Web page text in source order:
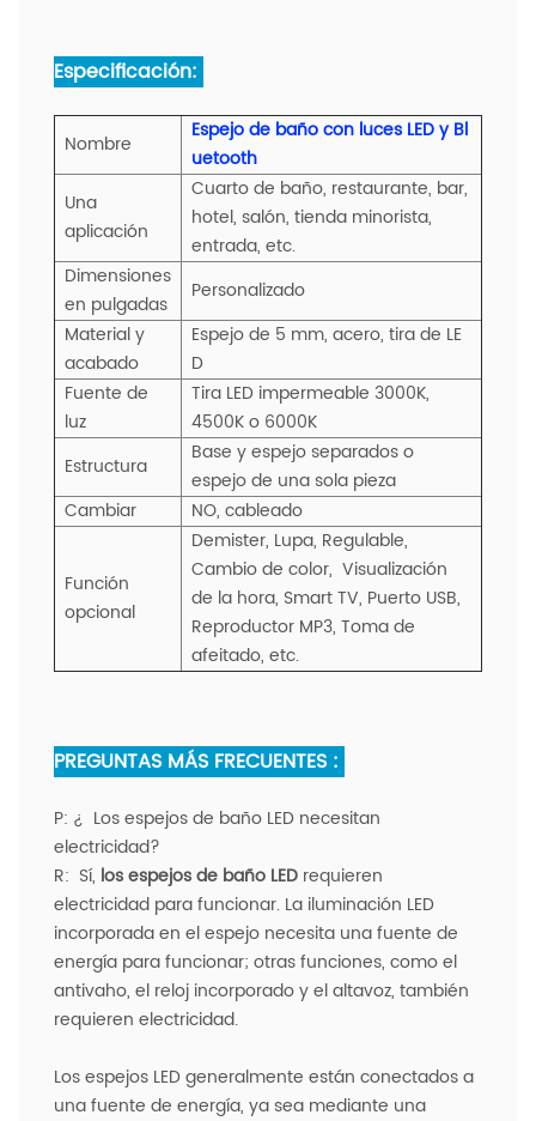
Especificación:
Nombre
Espejo de baño con luces LED y Bl
uetooth
Una
aplicación
Cuarto de baño, restaurante, bar,
hotel, salón, tienda minorista,
entrada, etc.
Dimensiones
en pulgadas
Personalizado
Material y
acabado
Espejo de 5 mm, acero, tira de LE
D
Fuente de
luz
Tira LED impermeable 3000K,
4500K o 6000K
Estructura
Base y espejo separados o
espejo de una sola pieza
Cambiar
NO, cableado
Función
opcional
Demister, Lupa, Regulable,
Cambio de color, Visualización
de la hora, Smart TV, Puerto USB,
Reproductor MP3, Toma de
afeitado, etc.
PREGUNTAS MÁS FRECUENTES :
P: ¿ Los espejos de baño LED necesitan
electricidad?
R: Sí, los espejos de baño LED requieren
electricidad para funcionar. La iluminación LED
incorporada en el espejo necesita una fuente de
energía para funcionar; otras funciones, como el
antivaho, el reloj incorporado y el altavoz, también
requieren electricidad.
Los espejos LED generalmente están conectados a
una fuente de energía, ya sea mediante una